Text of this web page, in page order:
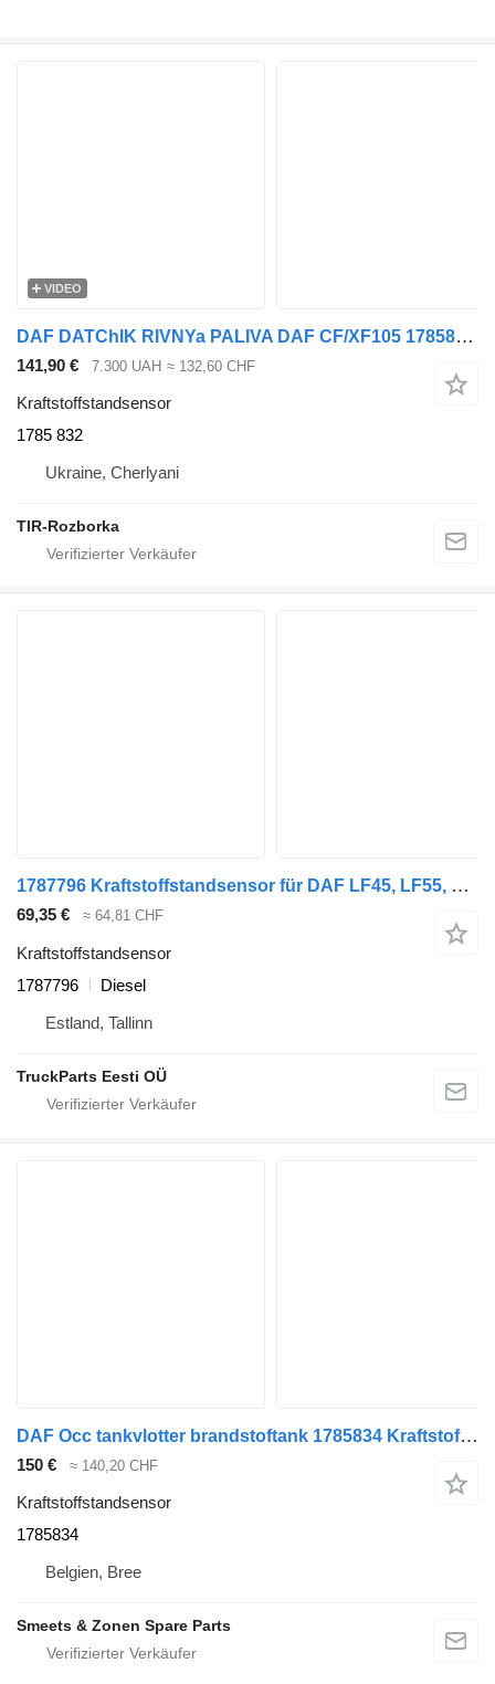
VIDEO
DAF DATChIK RIVNYa PALIVA DAF CF/XF105 1785832 1785 832 Kraftstoffstandsensor für DAF CF, XF105 Sattelzugmaschine
141,90 € 7.300 UAH ≈ 132,60 CHF
Kraftstoffstandsensor
1785 832
Ukraine, Cherlyani
TIR-Rozborka
1787796 Kraftstoffstandsensor für DAF LF45, LF55, LF180, CF65, CF75, CF85 (2001-) Sattelzugmaschine
69,35 € ≈ 64,81 CHF
Kraftstoffstandsensor
1787796
Diesel
Estland, Tallinn
TruckParts Eesti OÜ
DAF Occ tankvlotter brandstoftank 1785834 Kraftstoffstandsensor für LKW
150 € ≈ 140,20 CHF
Kraftstoffstandsensor
1785834
Belgien, Bree
Smeets & Zonen Spare Parts